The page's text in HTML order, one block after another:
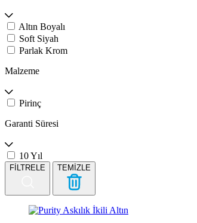
Altın Boyalı
Soft Siyah
Parlak Krom
Malzeme
Pirinç
Garanti Süresi
10 Yıl
FİLTRELE TEMİZLE